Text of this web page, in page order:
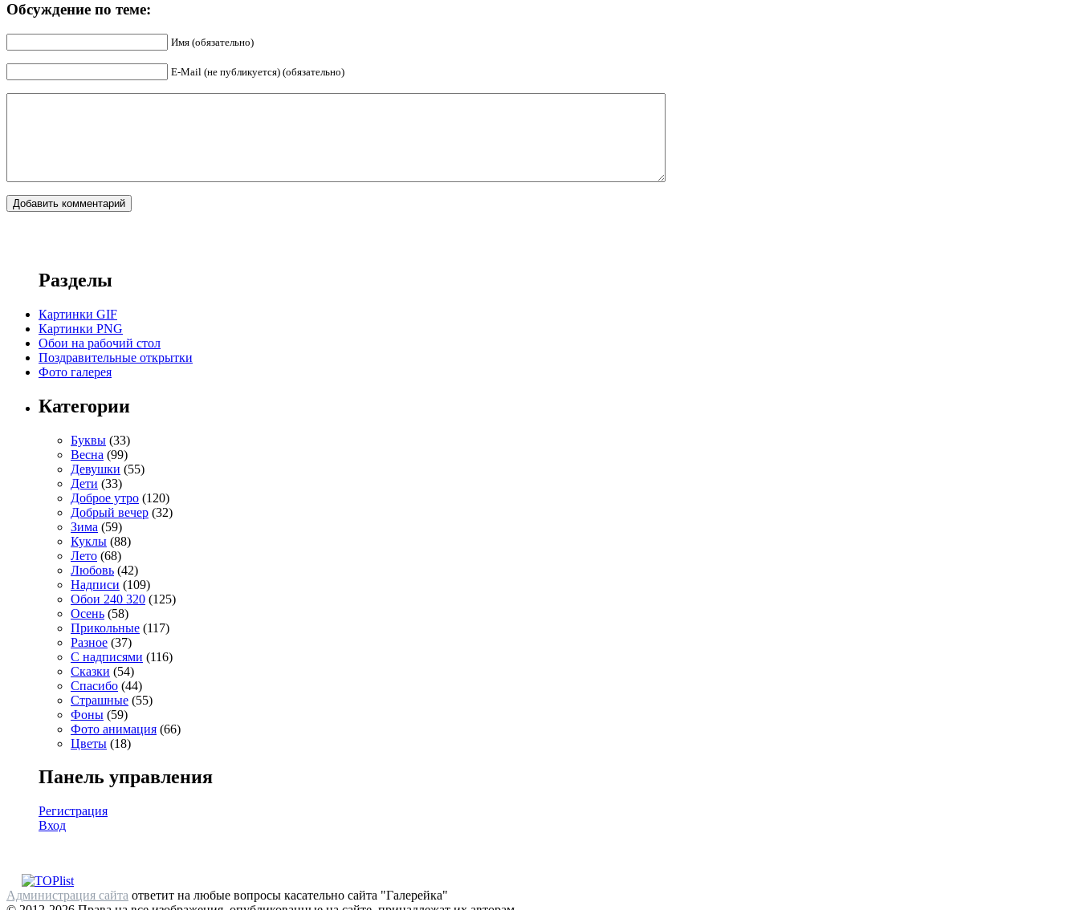
Обсуждение по теме:
Имя (обязательно)
E-Mail (не публикуется) (обязательно)
Разделы
Картинки GIF
Картинки PNG
Обои на рабочий стол
Поздравительные открытки
Фото галерея
Категории
Буквы (33)
Весна (99)
Девушки (55)
Дети (33)
Доброе утро (120)
Добрый вечер (32)
Зима (59)
Куклы (88)
Лето (68)
Любовь (42)
Надписи (109)
Обои 240 320 (125)
Осень (58)
Прикольные (117)
Разное (37)
С надписями (116)
Сказки (54)
Спасибо (44)
Страшные (55)
Фоны (59)
Фото анимация (66)
Цветы (18)
Панель управления
Регистрация
Вход
Администрация сайта ответит на любые вопросы касательно сайта "Галерейка"